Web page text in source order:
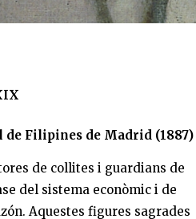
de Filipines de Madrid (1887)
de collites i guardians de
del sistema econòmic i de
Aquestes figures sagrades